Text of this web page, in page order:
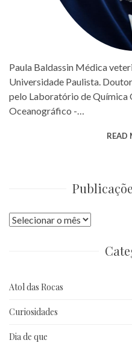
Paula Baldassin Médica
Universidade Paulista.
pelo Laboratório de Química
Oceanográfico -…
READ
Publicações
Atol das Rocas
Curiosidades
Dia de que